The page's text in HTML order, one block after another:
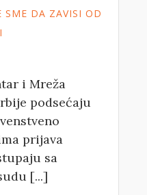
SME DA ZAVISI OD
i Mreža
podsećaju
prijava
sa
[...]